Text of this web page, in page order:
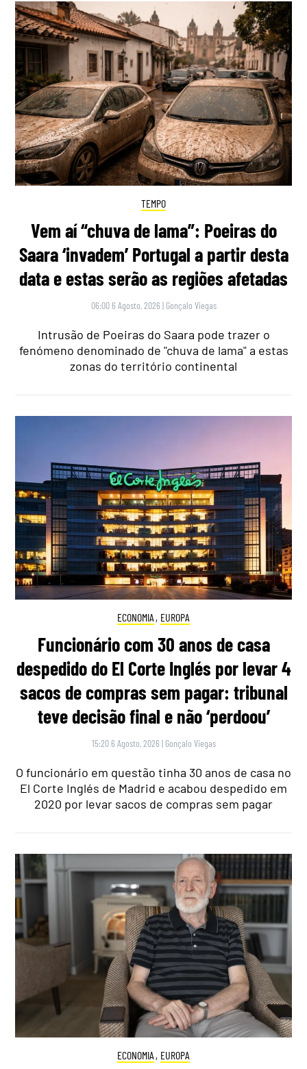
TEMPO
Vem aí “chuva de lama”: Poeiras do
Saara ‘invadem’ Portugal a partir desta
data e estas serão as regiões afetadas
06:00 6 Agosto, 2026 | Gonçalo Viegas
Intrusão de Poeiras do Saara pode trazer o
fenómeno denominado de "chuva de lama" a estas
zonas do território continental
ECONOMIA , EUROPA
Funcionário com 30 anos de casa
despedido do El Corte Inglés por levar 4
sacos de compras sem pagar: tribunal
teve decisão final e não ‘perdoou’
15:20 6 Agosto, 2026 | Gonçalo Viegas
O funcionário em questão tinha 30 anos de casa no
El Corte Inglés de Madrid e acabou despedido em
2020 por levar sacos de compras sem pagar
ECONOMIA , EUROPA